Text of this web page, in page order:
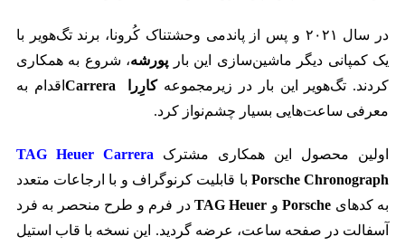
در سال ۲۰۲۱ و پس از پاندمی وحشتناک کُرونا، برند تگ‌هویر با
یک کمپانی دیگر ماشین‌سازی این بار پورشه، شروع به همکاری
کردند. تگ‌هویر این بار در زیرمجموعه کارِرا Carrera اقدام به
معرفی ساعت‌هایی بسیار چشم‌نواز کرد.
اولین محصول این همکاری مشترک
TAG Heuer Carrera
Porsche Chronograph با قابلیت کرنوگراف و با ارجاعات متعدد
به کدهای Porsche و TAG Heuer در فرم و طرح منحصر به فرد
آسفالت در صفحه ساعت، عرضه گردید. این نسخه با قاب استیل